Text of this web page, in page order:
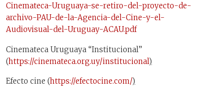
Cinemateca-Uruguaya-se-retiro-del-proyecto-de-
archivo-PAU-de-la-Agencia-del-Cine-y-el-
Audiovisual-del-Uruguay-ACAU.pdf
Cinemateca Uruguaya “Institucional”
(https://cinemateca.org.uy/institucional)
Efecto cine (https://efectocine.com/)